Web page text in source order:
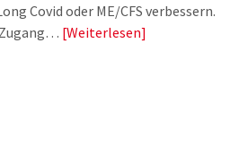
Covid oder ME/CFS verbessern.
Weiterlesen